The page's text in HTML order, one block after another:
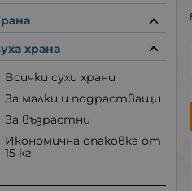
храна
Всички сухи храни
За малки и подрастващи
За възрастни
Икономична опаковка от
15 кг